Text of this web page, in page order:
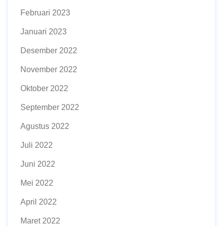
Februari 2023
Januari 2023
Desember 2022
November 2022
Oktober 2022
September 2022
Agustus 2022
Juli 2022
Juni 2022
Mei 2022
April 2022
Maret 2022